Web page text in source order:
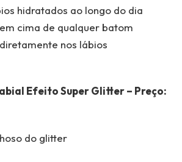
hidratados ao longo do dia
cima de qualquer batom
nos lábios
Efeito Super Glitter – Preço:
do glitter